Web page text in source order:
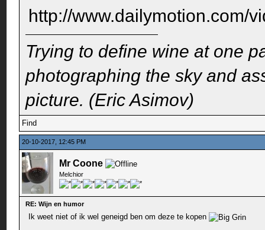
http://www.dailymotion.com/
Trying to define wine at one
photographing the sky and
picture. (Eric Asimov)
Find
20-10-2017, 12:45 PM
Mr Coone
Melchior
RE: Wijn en humor
Ik weet niet of ik wel geneigd ben om deze te kopen